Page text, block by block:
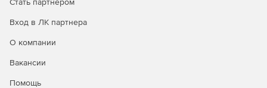
Предустановки Lens Flare.
Вход в ЛК партнера
О компании
Вакансии
Помощь